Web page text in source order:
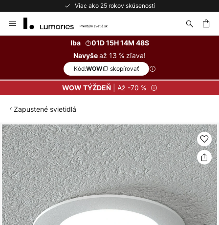
Viac ako 25 rokov skúseností
to
Iba
01D 15H 14M 48S
Navyšeaž 13 % zľava!
Kód:WOW skopírovať
WOW TÝŽDEŇ| Až -70 %
Zapustené svietidlá
Preskočiť
na
koniec
galérie
obrázkov